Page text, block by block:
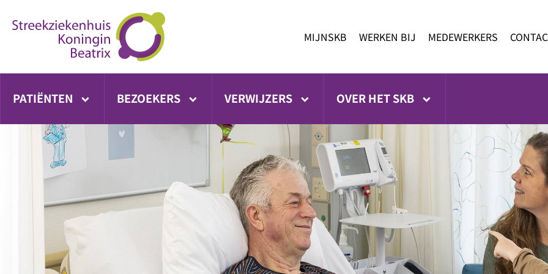
direct
MIJNSKB WERKEN BIJ MEDEWERKERS
PATIËNTEN BEZOEKERS VERWIJZERS OVER HET SKB